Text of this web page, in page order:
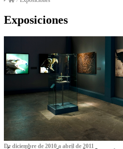
Exposiciones
De diciembre de 2010 a abril de 2011